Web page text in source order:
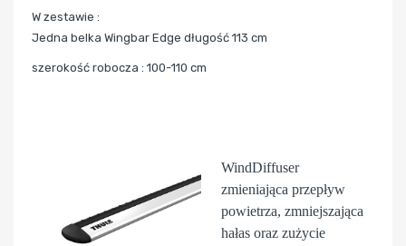
W zestawie :
Jedna belka Wingbar Edge długość 113 cm
szerokość robocza : 100-110 cm
WindDiffuser
zmieniająca przepływ
powietrza, zmniejszająca
hałas oraz zużycie